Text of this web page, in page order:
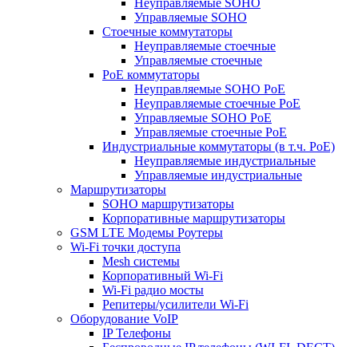
Управляемые SOHO
Стоечные коммутаторы
Неуправляемые стоечные
Управляемые стоечные
PoE коммутаторы
Неуправляемые SOHO PoE
Неуправляемые стоечные PoE
Управляемые SOHO PoE
Управляемые стоечные PoE
Индустриальные коммутаторы (в т.ч. РоЕ)
Неуправляемые индустриальные
Управляемые индустриальные
Маршрутизаторы
SOHO маршрутизаторы
Корпоративные маршрутизаторы
GSM LTE Модемы Роутеры
Wi-Fi точки доступа
Mesh системы
Корпоративный Wi-Fi
Wi-Fi радио мосты
Репитеры/усилители Wi-Fi
Оборудование VoIP
IP Телефоны